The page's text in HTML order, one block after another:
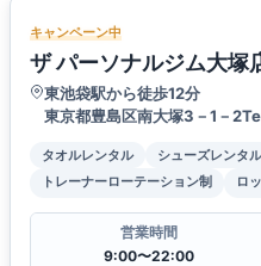
キャンペーン中
ザ パーソナルジム大塚
東池袋駅から徒歩12分
東京都豊島区南大塚3－1－
タオルレンタル シューズレンタル
トレーナーローテーション制
ロ
営業時間
9:00〜22:00